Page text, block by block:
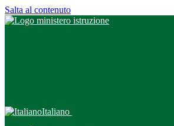
Salta al contenuto
Italiano